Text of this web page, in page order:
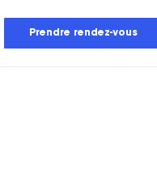
Prendre rendez-vous